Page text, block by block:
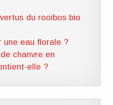
du rooibos bio
une eau florale ?
chanvre en
elle ?